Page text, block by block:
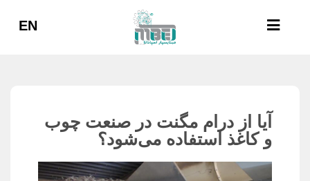
EN
آیا از درام مگنت در صنعت چوب
و کاغذ استفاده می‌شود؟